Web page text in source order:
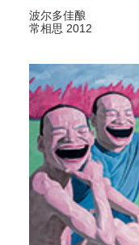
波尔多佳酿
常相思 2012